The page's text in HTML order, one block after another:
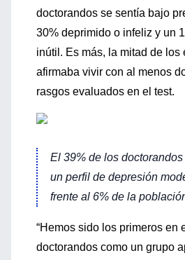
doctorandos se sentía bajo
30% deprimido o infeliz y un
inútil. Es más, la mitad de los
afirmaba vivir con al menos
rasgos evaluados en el test.
El 39% de los
un perfil de depresión
frente al 6% de la
“Hemos sido los primeros en
doctorandos como un grupo